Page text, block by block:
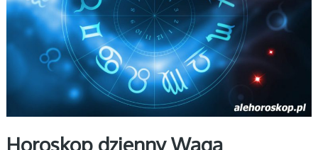
Horoskop dzienny Waga